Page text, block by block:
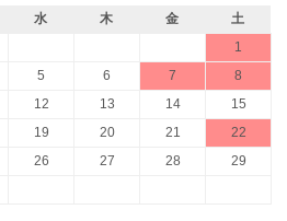
水 木 金
土
1
5 6 7
8
12 13 14
15
19 20 21
22
26 27 28
29